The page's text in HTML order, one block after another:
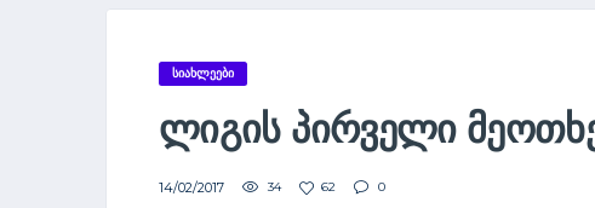
ᲡᲘᲐᲮᲚᲔᲔᲑᲘ
ᲚᲘᲒᲘᲡ ᲞᲘᲠᲕᲔᲚᲘ
14/02/2017 34 62 0